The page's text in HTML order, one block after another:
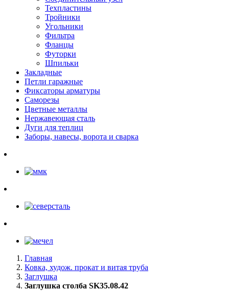
Техпластины
Тройники
Угольники
Фильтра
Фланцы
Футорки
Шпильки
Закладные
Петли гаражные
Фиксаторы арматуры
Саморезы
Цветные металлы
Нержавеющая сталь
Дуги для теплиц
Заборы, навесы, ворота и сварка
Главная
Ковка, худож. прокат и витая труба
Заглушка
Заглушка столба SK35.08.42